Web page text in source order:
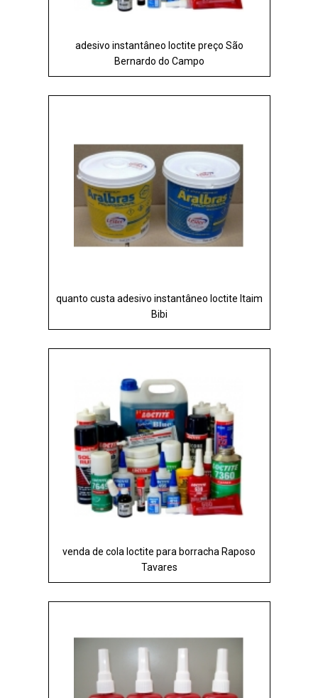
adesivo instantâneo loctite preço São
Bernardo do Campo
quanto custa adesivo instantâneo loctite Itaim
Bibi
venda de cola loctite para borracha Raposo
Tavares